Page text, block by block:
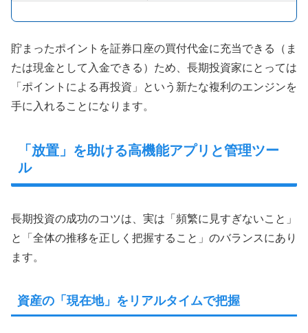
貯まったポイントを証券口座の買付代金に充当できる（ま
たは現金として入金できる）ため、長期投資家にとっては
「ポイントによる再投資」という新たな複利のエンジンを
手に入れることになります。
「放置」を助ける高機能アプリと管理ツー
ル
長期投資の成功のコツは、実は「頻繁に見すぎないこと」
と「全体の推移を正しく把握すること」のバランスにあり
ます。
資産の「現在地」をリアルタイムで把握